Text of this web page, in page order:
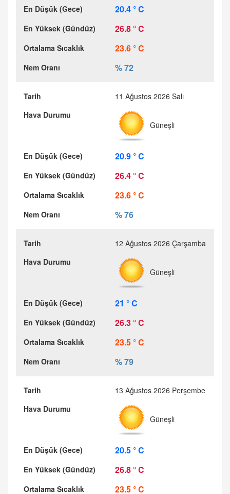
20.4 ° C
26.8 ° C
23.6 ° C
% 72
11 Ağustos 2026 Salı
Güneşli
20.9 ° C
26.4 ° C
23.6 ° C
% 76
12 Ağustos 2026 Çarşamba
Güneşli
21 ° C
26.3 ° C
23.5 ° C
% 79
13 Ağustos 2026 Perşembe
Güneşli
20.5 ° C
26.8 ° C
23.5 ° C